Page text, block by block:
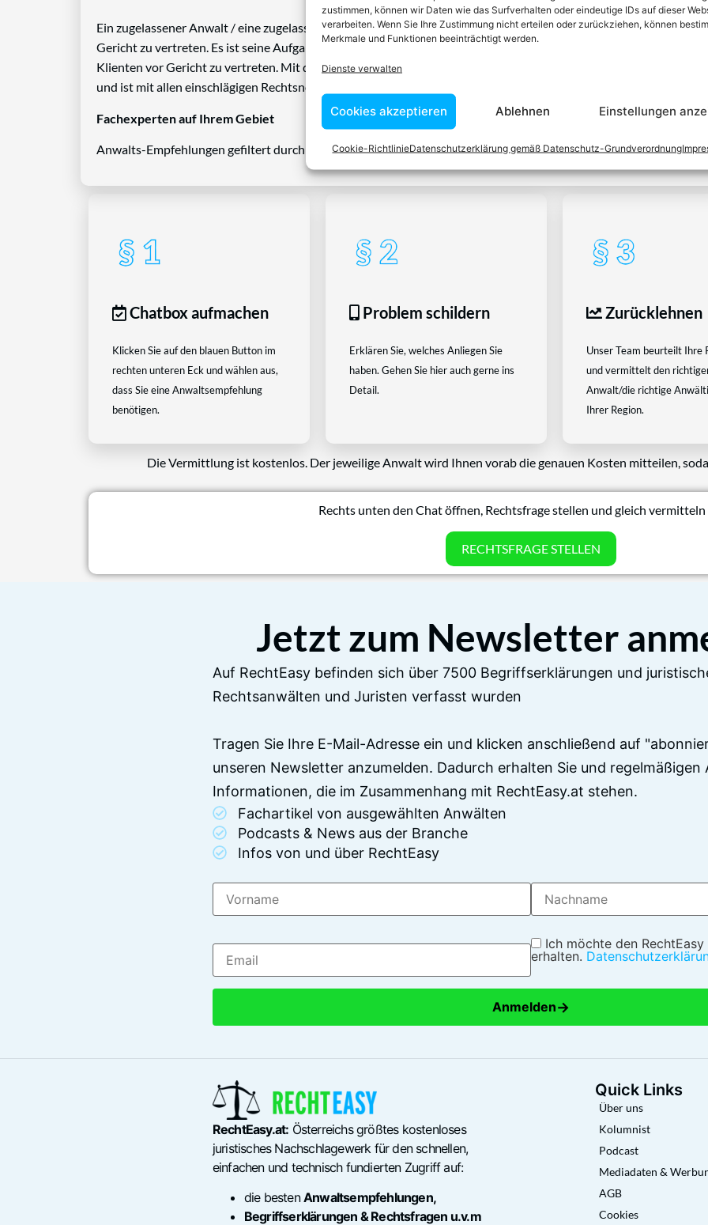
zustimmen, können wir Daten wie das Surfverhalten oder eindeutige IDs auf dieser
verarbeiten. Wenn Sie Ihre Zustimmung nicht erteilen oder zurückziehen, können
Merkmale und Funktionen beeinträchtigt werden.
Dienste verwalten
Cookies akzeptieren Ablehnen Einstellungen
Cookie-RichtlinieDatenschutzerklärung gemäß Datenschutz-Grundverordnung
Ein zugelassener Anwalt / eine zugelassen Anwältin ist dafür da, über Rechtsfragen zu beraten und Klienten vor
Gericht zu vertreten. Es ist seine Aufgabe, Dienstleistungen im Bereich der Rechtsberatung zu erbringen und
Klienten vor Gericht zu vertreten. Mit diesem Wissen kennt er alle relevanten Herausforderungen dieses Systems
und ist mit allen einschlägigen Rechtsnormen vertraut.
Fachexperten auf Ihrem Gebiet
Anwalts-Empfehlungen gefiltert durch das RechtEasy-Team -Best Choice der Anwälte in Österreich
Chatbox aufmachen
Klicken Sie auf den blauen Button im
rechten unteren Eck und wählen aus,
dass Sie eine Anwaltsempfehlung
benötigen.
Problem schildern
Erklären Sie, welches Anliegen Sie
haben. Gehen Sie hier auch gerne ins
Detail.
Zurücklehnen
Unser Team beurteilt Ihre
und vermittelt den
Anwalt/die richtige
Ihrer Region.
Die Vermittlung ist kostenlos. Der jeweilige Anwalt wird Ihnen vorab die genauen Kosten mitteilen,
Rechts unten den Chat öffnen, Rechtsfrage stellen und gleich vermitteln
RECHTSFRAGE STELLEN
Jetzt zum Newsletter
Auf RechtEasy befinden sich über 7500 Begriffserklärungen und
Rechtsanwälten und Juristen verfasst wurden
Tragen Sie Ihre E-Mail-Adresse ein und klicken anschließend auf
unseren Newsletter anzumelden. Dadurch erhalten Sie und regelmäßigen
Informationen, die im Zusammenhang mit RechtEasy.at stehen.
Fachartikel von ausgewählten Anwälten
Podcasts & News aus der Branche
Infos von und über RechtEasy
Ich möchte den
erhalten.
Anmelden→
RechtEasy.at: Österreichs größtes kostenloses
juristisches Nachschlagewerk für den schnellen,
einfachen und technisch fundierten Zugriff auf:
die bestenAnwaltsempfehlungen,
Begriffserklärungen & Rechtsfragen u.v.m
Quick Links
Über uns
Kolumnist
Podcast
Mediadaten &
AGB
Cookies